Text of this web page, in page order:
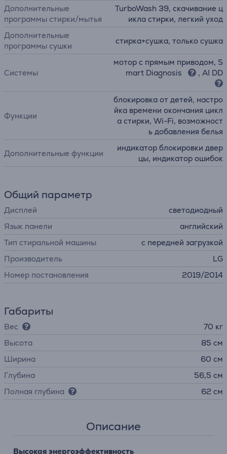
Дополнительные
программы стирки/мытья
TurboWash 39, скачивание ц
икла стирки, легкий уход
Дополнительные
программы сушки
стирка+сушка, только сушка
Системы
мотор с прямым приводом, S
mart Diagnosis
, AI DD
Функции
блокировка от детей, настро
йка времени окончания цикл
а стирки, Wi-Fi, возможност
ь добавления белья
Дополнительные функции
индикатор блокировки двер
цы, индикатор ошибок
Общий параметр
Дисплей
светодиодный
Язык панели
английский
Тип стиральной машины
с передней загрузкой
Производитель
LG
Номер постановления
2019/2014
Габариты
Вес
70 кг
Высота
85 см
Ширина
60 см
Глубина
56,5 см
Полная глубина
62 см
Описание
Высокая энергоэффективность